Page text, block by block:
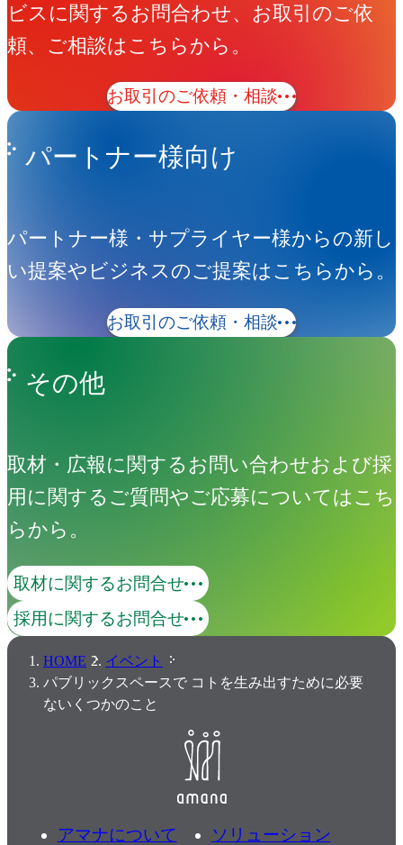
ビスに関するお問合わせ、お取引のご依
頼、ご相談はこちらから。
お取引のご依頼・相談
パートナー様向け
パートナー様・サプライヤー様からの新し
い提案やビジネスのご提案はこちらから。
お取引のご依頼・相談
その他
取材・広報に関するお問い合わせおよび採
用に関するご質問やご応募についてはこち
らから。
取材に関するお問合せ
採用に関するお問合せ
HOME
イベント
パブリックスペースで コトを生み出すために必要
ないくつかのこと
アマナについて
ソリューション